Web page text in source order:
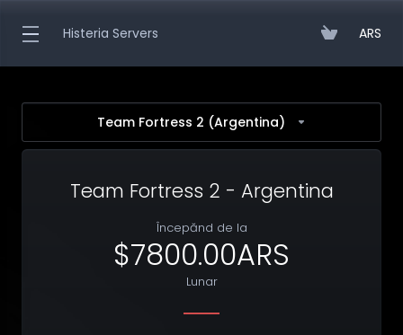
Histeria Servers ARS
Team Fortress 2 (Argentina)
Team Fortress 2 - Argentina
Începănd de la
$7800.00ARS
Lunar